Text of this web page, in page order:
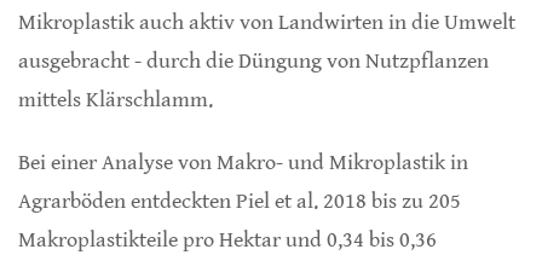
Mikroplastik auch aktiv von Landwirten in die Umwelt
ausgebracht - durch die Düngung von Nutzpflanzen
mittels Klärschlamm.
Bei einer Analyse von Makro- und Mikroplastik in
Agrarböden entdeckten Piel et al. 2018 bis zu 205
Makroplastikteile pro Hektar und 0,34 bis 0,36